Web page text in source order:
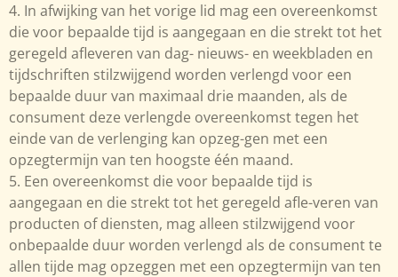
4. In afwijking van het vorige lid mag een overeenkomst
die voor bepaalde tijd is aangegaan en die strekt tot het
geregeld afleveren van dag- nieuws- en weekbladen en
tijdschriften stilzwijgend worden verlengd voor een
bepaalde duur van maximaal drie maanden, als de
consument deze verlengde overeenkomst tegen het
einde van de verlenging kan opzeg-gen met een
opzegtermijn van ten hoogste één maand.
5. Een overeenkomst die voor bepaalde tijd is
aangegaan en die strekt tot het geregeld afle-veren van
producten of diensten, mag alleen stilzwijgend voor
onbepaalde duur worden verlengd als de consument te
allen tijde mag opzeggen met een opzegtermijn van ten